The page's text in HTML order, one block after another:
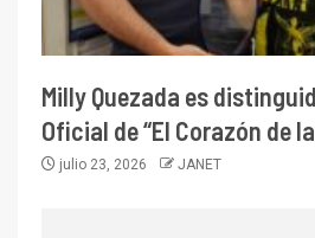
Milly Quezada es
Oficial de “El Corazón de
julio 23, 2026 JANET